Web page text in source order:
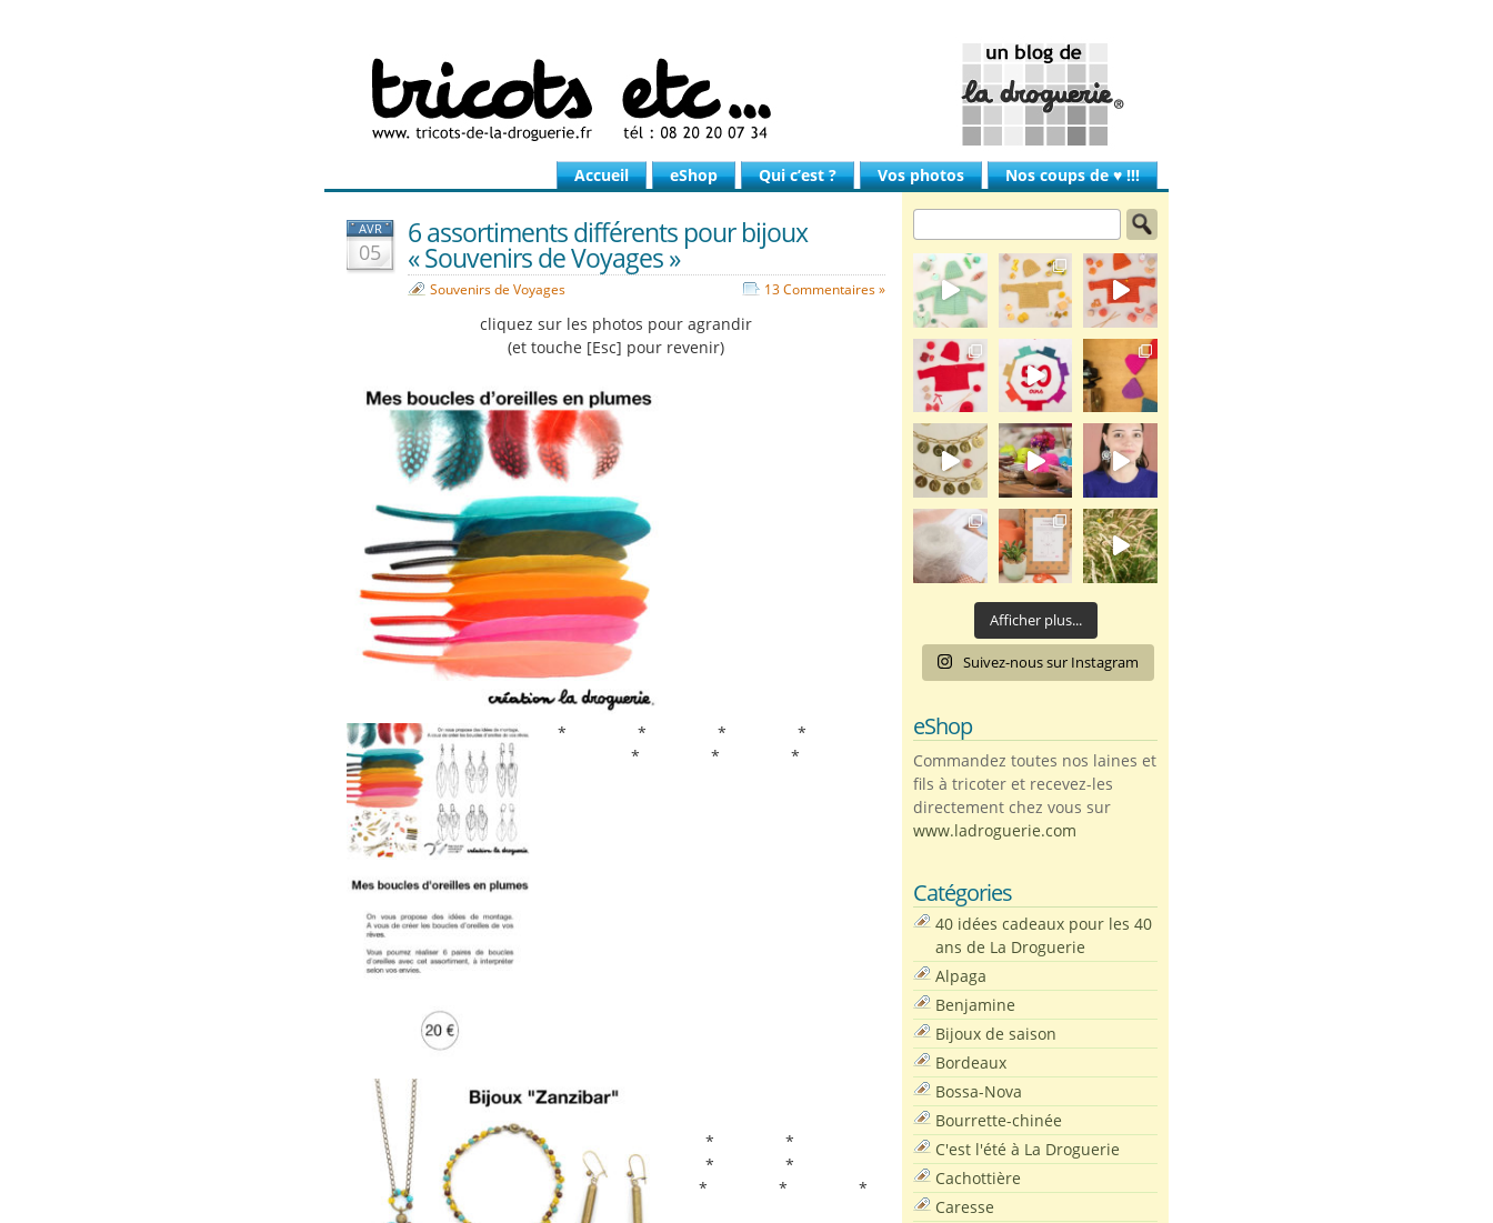
Accueil eShop Qui c’est ? Vos photos Nos coups de ♥ !!!
AVR
05
6 assortiments différents pour bijoux
« Souvenirs de Voyages »
Souvenirs de Voyages 13 Commentaires »
cliquez sur les photos pour agrandir
(et touche [Esc] pour revenir)
* * * *
* * *
* *
* *
* * *
Afficher plus...
Suivez-nous sur Instagram
eShop
Commandez toutes nos laines et
fils à tricoter et recevez-les
directement chez vous sur
www.ladroguerie.com
Catégories
40 idées cadeaux pour les 40
ans de La Droguerie
Alpaga
Benjamine
Bijoux de saison
Bordeaux
Bossa-Nova
Bourrette-chinée
C'est l'été à La Droguerie
Cachottière
Caresse